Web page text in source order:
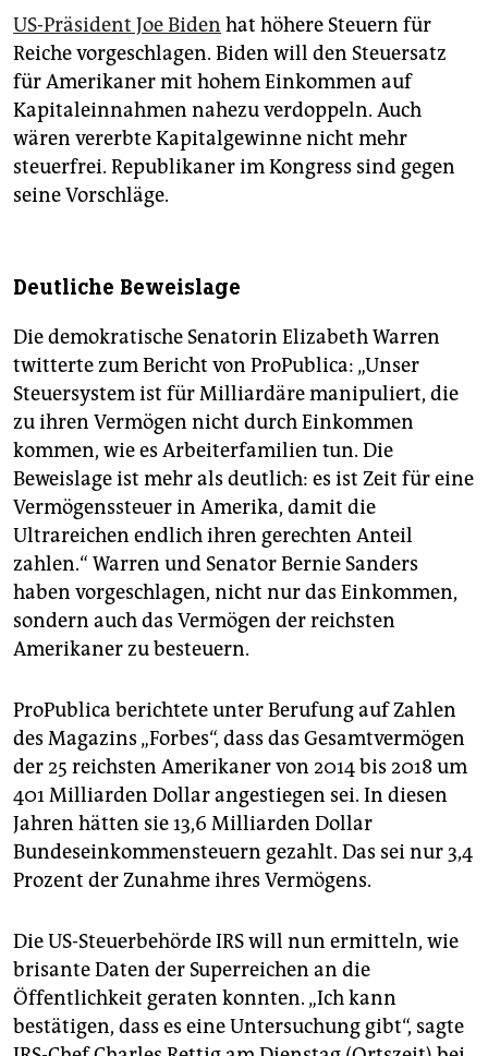
US-Präsident Joe Biden hat höhere Steuern für
Reiche vorgeschlagen. Biden will den Steuersatz
für Amerikaner mit hohem Einkommen auf
Kapitaleinnahmen nahezu verdoppeln. Auch
wären vererbte Kapitalgewinne nicht mehr
steuerfrei. Republikaner im Kongress sind gegen
seine Vorschläge.
Deutliche Beweislage
Die demokratische Senatorin Elizabeth Warren
twitterte zum Bericht von ProPublica: „Unser
Steuersystem ist für Milliardäre manipuliert, die
zu ihren Vermögen nicht durch Einkommen
kommen, wie es Arbeiterfamilien tun. Die
Beweislage ist mehr als deutlich: es ist Zeit für eine
Vermögenssteuer in Amerika, damit die
Ultrareichen endlich ihren gerechten Anteil
zahlen.“ Warren und Senator Bernie Sanders
haben vorgeschlagen, nicht nur das Einkommen,
sondern auch das Vermögen der reichsten
Amerikaner zu besteuern.
ProPublica berichtete unter Berufung auf Zahlen
des Magazins „Forbes“, dass das Gesamtvermögen
der 25 reichsten Amerikaner von 2014 bis 2018 um
401 Milliarden Dollar angestiegen sei. In diesen
Jahren hätten sie 13,6 Milliarden Dollar
Bundeseinkommensteuern gezahlt. Das sei nur 3,4
Prozent der Zunahme ihres Vermögens.
Die US-Steuerbehörde IRS will nun ermitteln, wie
brisante Daten der Superreichen an die
Öffentlichkeit geraten konnten. „Ich kann
bestätigen, dass es eine Untersuchung gibt“, sagte